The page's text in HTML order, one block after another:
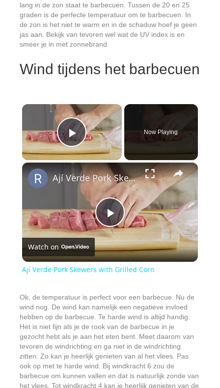
lang in de zon staat te barbecuen. Tussen de 20 en 25
graden is de perfecte temperatuur om te barbecuen. In
de zon is het niet te warm en in de schaduw hoef je geen
jas aan. Bekijk van tevoren wel wat de UV index is en
smeer je in met zonnebrand.
Wind tijdens het barbecuen
×
Play Video
Now Playing
×
P
l
y
V
i
Ají Verde Pork Skewers with Grilled Corn
Watch on
Ají Verde Pork Skewers with Grilled Corn
Ok, de temperatuur is perfect voor een barbecue. Nu de
wind nog. De wind kan namelijk een negatieve invloed
hebben op de barbecue. Te harde wind is altijd handig.
Het is niet fijn als je de rook van de barbecue in je
gezocht hebt als je aan het eten bent. Meet daarom van
tevoren de windrichting en ga niet in de windrichting
zitten. Zo kan je heerlijk genieten van al het vlees. Pas
ook op met te harde wind. Bij windkracht 6 zou de
barbecue om kunnen vallen en dat is natuurlijk zonde van
het vlees. Tot windkracht 4 kan je heerlijk genieten van de